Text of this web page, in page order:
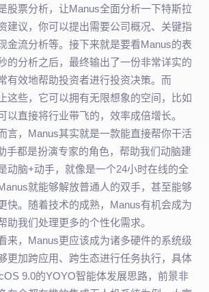
票分析，让Manus全面分析一下特斯拉
建议，你可以提出需要公司概况、关键指
金流分析等。接下来就是要看Manus的表
的分析之后，最终输出了一份非常详实的
有效地帮助投资者进行投资决策。而
这些，它可以拥有无限想象的空间，比如
以直接将行业带飞的，效率成倍增长。
，Manus其实就是一款能直接帮你干活
手都是扮演专家的角色，帮助我们动脑建
动脑+动手，就像是一个24小时在线的全
就能够解放普通人的双手，甚至能够
快。随着技术的成熟，Manus有机会成为
助我们处理更多的个性化需求。
，Manus更应该成为诸多硬件的系统级
更加跨应用、跨生态进行任务执行，具体
9.0的YOYO智能体发展思路，前景非